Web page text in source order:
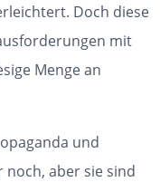
Doch diese
mit
Menge an
und
aber sie sind